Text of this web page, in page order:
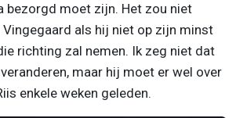
bezorgd moet zijn. Het zou niet
als hij niet op zijn minst
richting zal nemen. Ik zeg niet dat
maar hij moet er wel over
enkele weken geleden.